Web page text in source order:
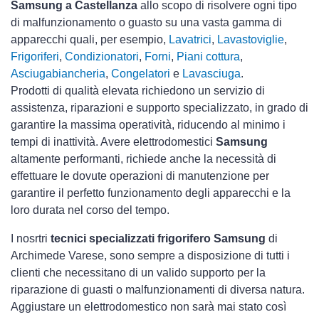
Samsung a Castellanza allo scopo di risolvere ogni tipo
di malfunzionamento o guasto su una vasta gamma di
apparecchi quali, per esempio, Lavatrici, Lavastoviglie,
Frigoriferi, Condizionatori, Forni, Piani cottura,
Asciugabiancheria, Congelatori e Lavasciuga.
Prodotti di qualità elevata richiedono un servizio di
assistenza, riparazioni e supporto specializzato, in grado di
garantire la massima operatività, riducendo al minimo i
tempi di inattività. Avere elettrodomestici Samsung
altamente performanti, richiede anche la necessità di
effettuare le dovute operazioni di manutenzione per
garantire il perfetto funzionamento degli apparecchi e la
loro durata nel corso del tempo.
I nosrtri tecnici specializzati frigorifero Samsung di
Archimede Varese, sono sempre a disposizione di tutti i
clienti che necessitano di un valido supporto per la
riparazione di guasti o malfunzionamenti di diversa natura.
Aggiustare un elettrodomestico non sarà mai stato così